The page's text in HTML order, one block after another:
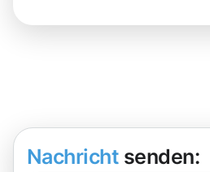
Nachricht senden: